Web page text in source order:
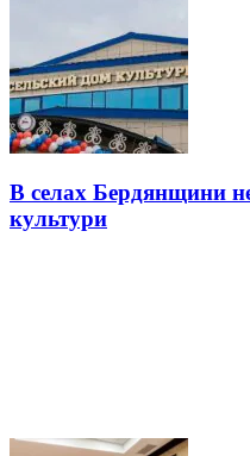
В селах Бердянщини
культури